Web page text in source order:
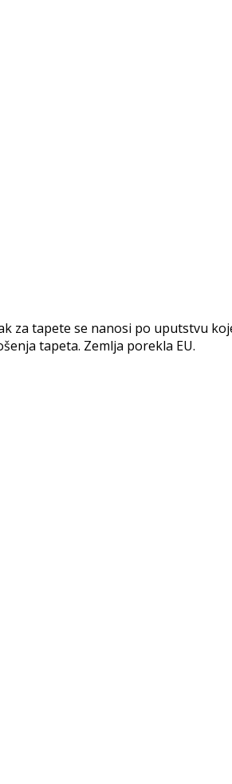
za tapete se nanosi po uputstvu
tapeta. Zemlja porekla EU.